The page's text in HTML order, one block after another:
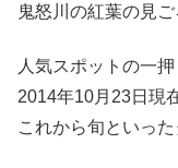
鬼怒川の紅葉の見
人気スポットの一押
2014年10月23日現
これから旬といった